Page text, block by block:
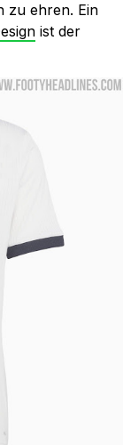
zu ehren. Ein
ist der